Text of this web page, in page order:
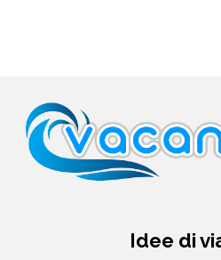
Idee di